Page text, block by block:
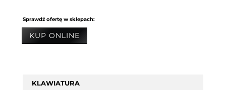
Sprawdź ofertę w sklepach:
KUP ONLINE
KLAWIATURA